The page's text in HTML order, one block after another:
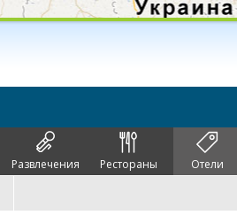
Развлечения Рестораны Отели